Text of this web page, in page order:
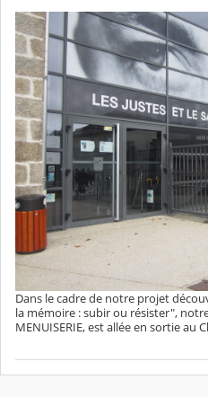
Dans le cadre de notre projet
la mémoire : subir ou résister",
MENUISERIE, est allée en sortie au